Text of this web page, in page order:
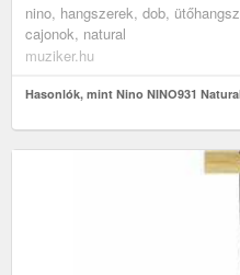
nino, hangszerek, dob,
cajonok, natural
muziker.hu
Hasonlók, mint Nino NINO931